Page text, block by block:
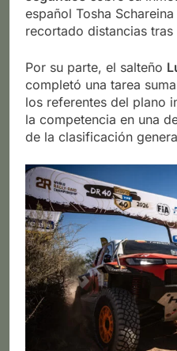
español Tosha
recortado distancias
Por su parte, el salteño
completó una tarea
los referentes del plano
la competencia en una
de la clasificación